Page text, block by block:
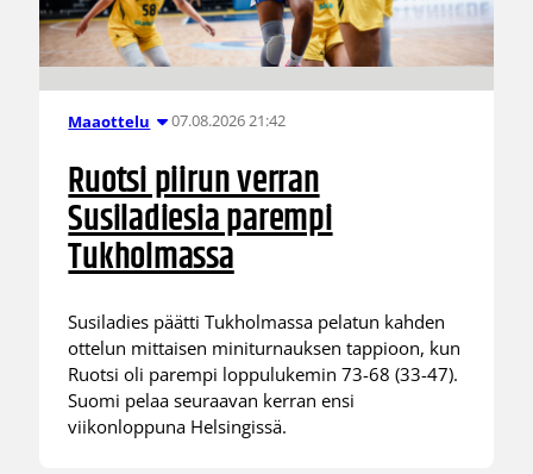
Maaottelu 07.08.2026 21:42
Ruotsi piirun verran
Susiladiesia parempi
Tukholmassa
Susiladies päätti Tukholmassa pelatun kahden
ottelun mittaisen miniturnauksen tappioon, kun
Ruotsi oli parempi loppulukemin 73-68 (33-47).
Suomi pelaa seuraavan kerran ensi
viikonloppuna Helsingissä.